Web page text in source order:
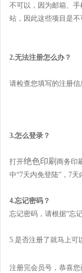
不可以，因为邮箱、
站，因此这些项目是不
2.无法注册怎么办？
请检查您填写的注册
3.怎么登录？
打开绝色印刷 商务印
中“7天内免登陆”，7天
4.忘记密码？
忘记密码，请根据“忘
5.是否注册了就马上可
注册完会员号，恭喜您